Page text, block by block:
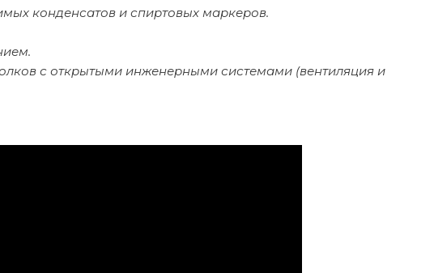
конденсатов и спиртовых маркеров.
с открытыми инженерными системами (вентиляция и